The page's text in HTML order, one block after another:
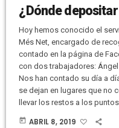
¿Dónde
Hoy hemos conocido el
Més Net, encargado de
contado en la página de
con dos trabajadores:
Nos han contado su día a
se dejan en lugares que no
llevar los restos a los puntos
today ABRIL 8, 2019